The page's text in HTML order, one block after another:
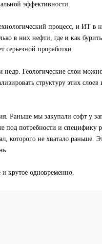
эффективности.
процесс, и ИТ в
в них нефти, где и как
серьезной проработки.
Геологические слои
структуру этих слоев
Раньше мы закупали софт у
под потребности и специфику
которого не хватало раньше.
и крутое одновременно.